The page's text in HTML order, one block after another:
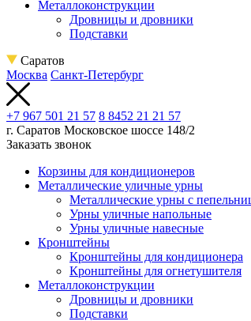
Металлоконструкции
Дровницы и дровники
Подставки
Саратов
Москва Санкт-Петербург
+7 967 501 21 57 8 8452 21 21 57
г. Саратов Московское шоссе 148/2
Заказать звонок
Корзины для кондиционеров
Металлические уличные урны
Металлические урны с
Урны уличные напольные
Урны уличные навесные
Кронштейны
Кронштейны для кондиционера
Кронштейны для огнетушителя
Металлоконструкции
Дровницы и дровники
Подставки